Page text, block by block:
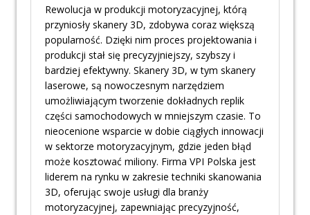
Rewolucja w produkcji motoryzacyjnej, którą
przyniosły skanery 3D, zdobywa coraz większą
popularność. Dzięki nim proces projektowania i
produkcji stał się precyzyjniejszy, szybszy i
bardziej efektywny. Skanery 3D, w tym skanery
laserowe, są nowoczesnym narzędziem
umożliwiającym tworzenie dokładnych replik
części samochodowych w mniejszym czasie. To
nieocenione wsparcie w dobie ciągłych innowacji
w sektorze motoryzacyjnym, gdzie jeden błąd
może kosztować miliony. Firma VPI Polska jest
liderem na rynku w zakresie techniki skanowania
3D, oferując swoje usługi dla branży
motoryzacyjnej, zapewniając precyzyjność,